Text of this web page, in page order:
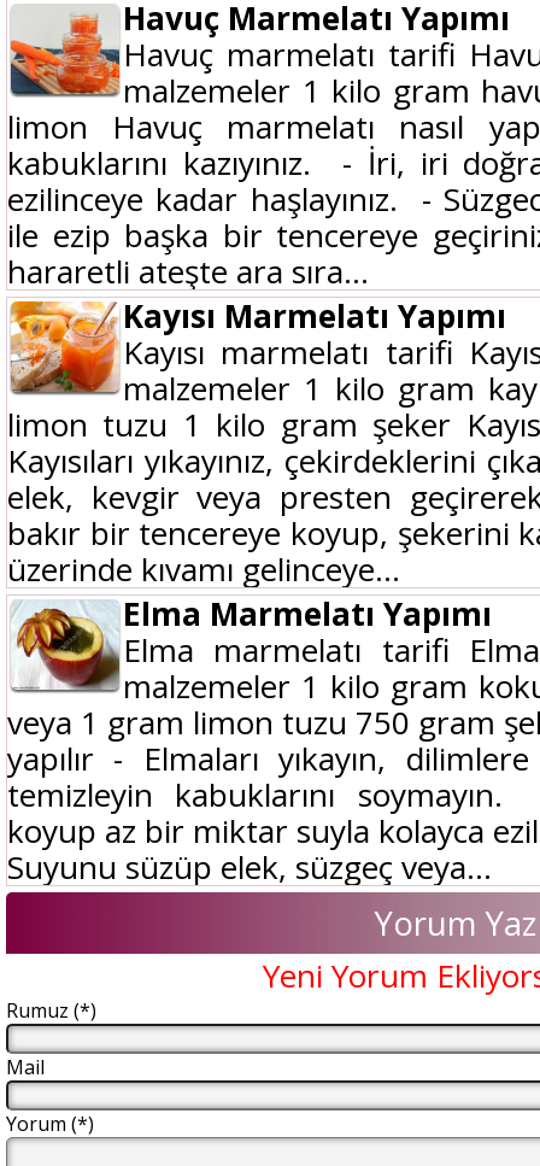
Havuç Marmelatı Yapımı
Havuç marmelatı tarifi
malzemeler 1 kilo gram
limon Havuç marmelatı nasıl
kabuklarını kazıyınız. - İri, iri
ezilinceye kadar haşlayınız. -
ile ezip başka bir tencereye
hararetli ateşte ara sıra...
Kayısı Marmelatı Yapımı
Kayısı marmelatı tarifi
malzemeler 1 kilo gram
limon tuzu 1 kilo gram şeker
Kayısıları yıkayınız, çekirdeklerini
elek, kevgir veya presten
bakır bir tencereye koyup, şekerini
üzerinde kıvamı gelinceye...
Elma Marmelatı Yapımı
Elma marmelatı tarifi
malzemeler 1 kilo gram
veya 1 gram limon tuzu 750 gram
yapılır - Elmaları yıkayın,
temizleyin kabuklarını
koyup az bir miktar suyla kolayca
Suyunu süzüp elek, süzgeç veya...
Yorum Yaz
Yeni Yorum
Rumuz (*)
Mail
Yorum (*)